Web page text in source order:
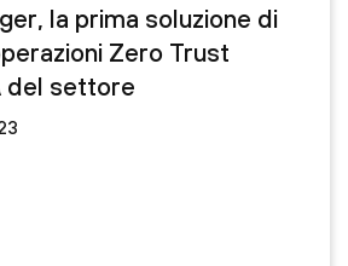
la prima soluzione di
Zero Trust
del settore